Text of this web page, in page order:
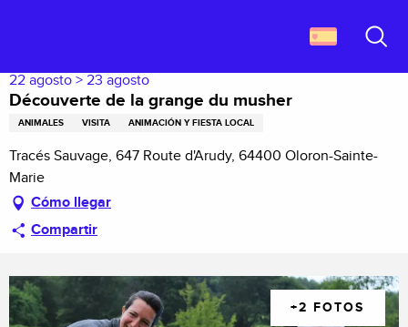
principal
22 agosto > 23 agosto
Découverte de la grange du musher
ANIMALES VISITA ANIMACIÓN Y FIESTA LOCAL
Tracés Sauvage, 647 Route d'Arudy, 64400 Oloron-Sainte-
Marie
Cómo llegar
Compartir
+2 FOTOS